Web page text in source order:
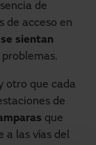
de
de acceso en
sientan
otro que cada
de
que
a las vías del